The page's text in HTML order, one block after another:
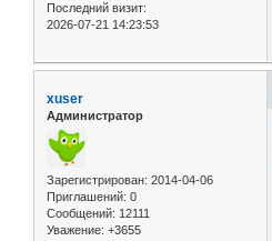
Последний визит:
2026-07-21 14:23:53
xuser
Администратор
Зарегистрирован: 2014-04-06
Приглашений: 0
Сообщений: 12111
Уважение: +3655